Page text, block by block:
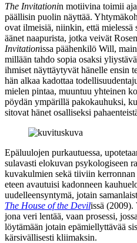
The Invitationin motiivina toimii
päällisin puolin näyttää.
ovat ilmeisiä, niinkin, että mielessä
äänet naapurista, jotka veivät
Invitationissa päähenkilö Will,
millään tahdo sopia osaksi
ihmiset näyttäytyvät hänelle ensin
hän alkaa kadottaa
mielen pintaa, muuntuu yhteinen
pöydän ympärillä pakokauhuksi,
sitovat hänet osalliseksi
Epäluulojen purkautuessa,
sulavasti elokuvan psykologiseen
kuvakulmien sekä tiiviin
eteen avautuisi kadonneen
uudelleensyntymä, jotain
The House of the Devilissä (2009).
jona veri lentää, vaan prosessi,
löytämään jotain epämiellyttävää
kärsivällisesti kliimaksin.